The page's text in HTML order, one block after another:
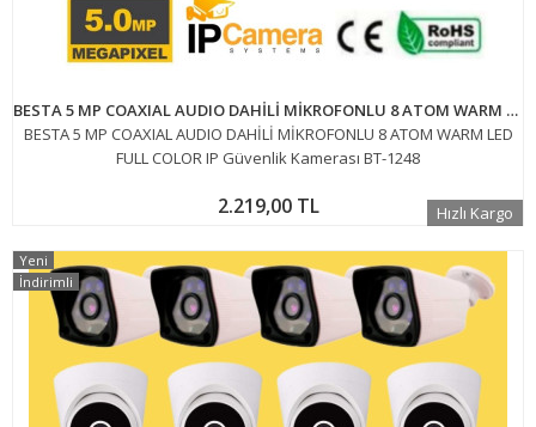
BESTA 5 MP COAXIAL AUDIO DAHİLİ MİKROFONLU 8 ATOM WARM LED FULL COLOR IP Güvenlik Kamerası BT-1248
BESTA 5 MP COAXIAL AUDIO DAHİLİ MİKROFONLU 8 ATOM WARM LED
FULL COLOR IP Güvenlik Kamerası BT-1248
2.219,00 TL Hızlı Kargo
Yeni
İndirimli